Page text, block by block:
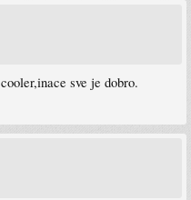
sve je dobro.